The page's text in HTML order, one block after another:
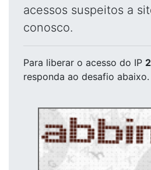
acessos suspeitos a
conosco.
Para liberar o acesso do IP
responda ao desafio abaixo.